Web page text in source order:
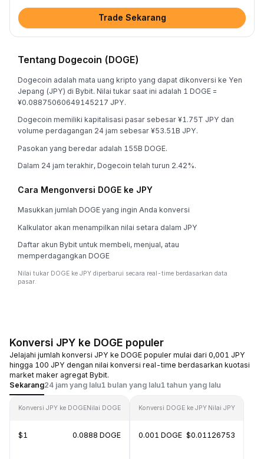
Trade Sekarang
Tentang Dogecoin (DOGE)
Dogecoin adalah mata uang kripto yang dapat dikonversi ke Yen
Jepang (JPY) di Bybit. Nilai tukar saat ini adalah 1 DOGE =
¥0.08875060649145217 JPY.
Dogecoin memiliki kapitalisasi pasar sebesar ¥1.75T JPY dan
volume perdagangan 24 jam sebesar ¥53.51B JPY.
Pasokan yang beredar adalah 155B DOGE.
Dalam 24 jam terakhir, Dogecoin telah turun 2.42%.
Cara Mengonversi DOGE ke JPY
Masukkan jumlah DOGE yang ingin Anda konversi
Kalkulator akan menampilkan nilai setara dalam JPY
Daftar akun Bybit untuk membeli, menjual, atau
memperdagangkan DOGE
Nilai tukar DOGE ke JPY diperbarui secara real-time berdasarkan data
pasar.
Konversi JPY ke DOGE populer
Jelajahi jumlah konversi JPY ke DOGE populer mulai dari 0,001 JPY
hingga 100 JPY dengan nilai konversi real-time berdasarkan kuotasi
market maker agregat Bybit.
Sekarang24 jam yang lalu1 bulan yang lalu1 tahun yang lalu
Konversi JPY ke DOGENilai DOGE
$1 0.0888 DOGE
Konversi DOGE ke JPY Nilai JPY
0.001 DOGE $0.01126753